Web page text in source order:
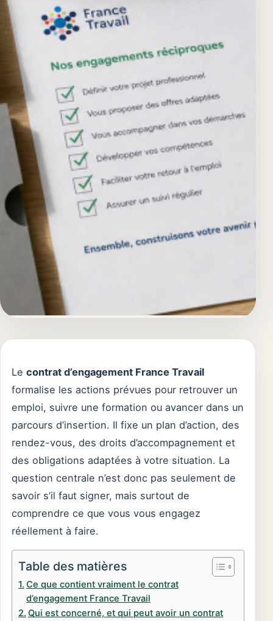
Le contrat d’engagement France Travail
formalise les actions prévues pour retrouver un
emploi, suivre une formation ou avancer dans un
parcours d’insertion. Il fixe un plan d’action, des
rendez-vous, des droits d’accompagnement et
des obligations adaptées à votre situation. La
question centrale n’est donc pas seulement de
savoir s’il faut signer, mais surtout de
comprendre ce que vous vous engagez
réellement à faire.
Table des matières
Ce que contient vraiment le contrat
d’engagement France Travail
Qui est concerné, et qui peut avoir un contrat